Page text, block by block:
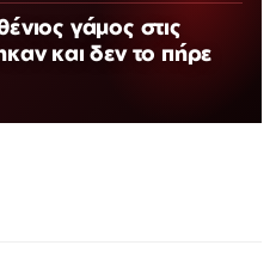
γάμος στις
και δεν το πήρε